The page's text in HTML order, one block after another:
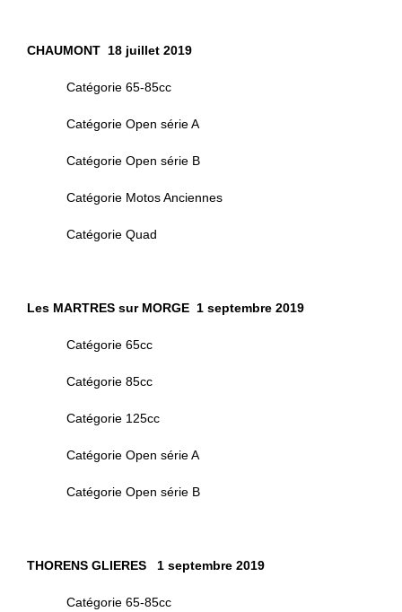
CHAUMONT 18 juillet 2019
Catégorie 65-85cc
Catégorie Open série A
Catégorie Open série B
Catégorie Motos Anciennes
Catégorie Quad
Les MARTRES sur MORGE 1 septembre 2019
Catégorie 65cc
Catégorie 85cc
Catégorie 125cc
Catégorie Open série A
Catégorie Open série B
THORENS GLIERES 1 septembre 2019
Catégorie 65-85cc